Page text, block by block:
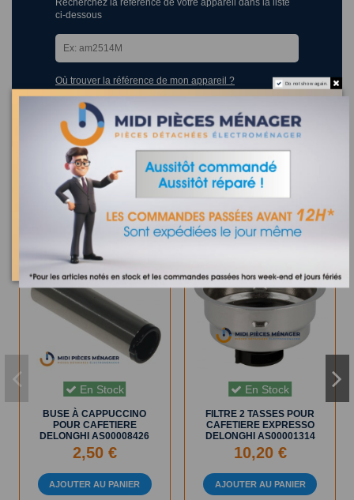
Recherchez la référence de votre appareil dans la liste
ci-dessous
Où trouver la référence de mon appareil ?
14 appareils compatibles.
Les clients qui ont acheté ce produit ont également acheté :
En Stock
BUSE À CAPPUCCINO
POUR CAFETIERE
DELONGHI AS00008426
2,50 €
AJOUTER AU PANIER
En Stock
FILTRE 2 TASSES POUR
CAFETIERE EXPRESSO
DELONGHI AS00001314
10,20 €
AJOUTER AU PANIER
Do not show again.